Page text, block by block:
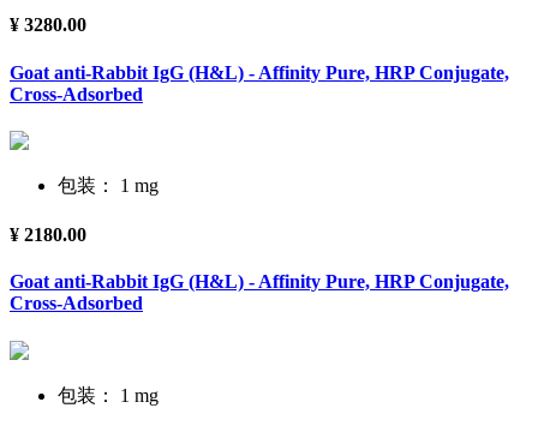
¥ 3280.00
Goat anti-Rabbit IgG (H&L) - Affinity Pure, HRP Conjugate,
Cross-Adsorbed
包装： 1 mg
¥ 2180.00
Goat anti-Rabbit IgG (H&L) - Affinity Pure, HRP Conjugate,
Cross-Adsorbed
包装： 1 mg